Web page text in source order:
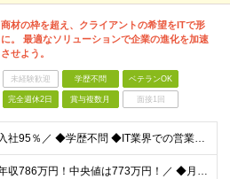
商材の枠を超え、クライアントの希望をITで形
に。 最適なソリューションで企業の進化を加速
させよう。
未経験歓迎 学歴不問 ベテランOK
完全週休2日 賞与複数月 面接1回
＼中途入社95％／ ◆学歴不問 ◆IT業界での営業経験をお持ちの方（目安：3年以上）
＼平均年収786万円！中央値は773万円！／ ◆月給 33.4万円～54.8万円＋賞与年2回 ※経験・スキルを考慮の上、優遇いたします ※上記金額には固定残業手当24～39時間分（6.4万円～14